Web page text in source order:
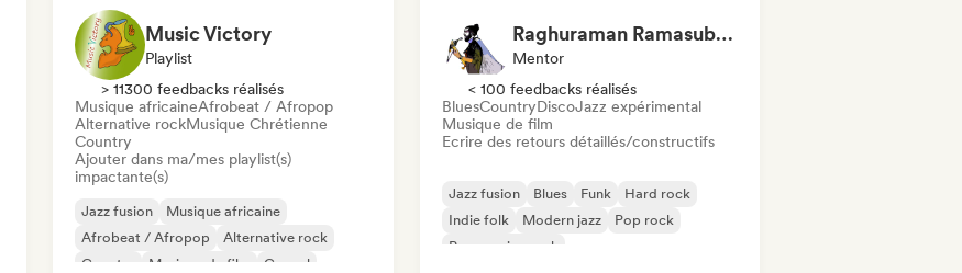
Music Victory
Playlist
> 11300 feedbacks réalisés
Musique africaineAfrobeat / Afropop
Alternative rockMusique Chrétienne
Country
Ajouter dans ma/mes playlist(s)
impactante(s)
Jazz fusion
Musique africaine
Afrobeat / Afropop
Alternative rock
Country
Musique de film
Gospel
Raghuraman Ramasubramanian
Mentor
< 100 feedbacks réalisés
BluesCountryDiscoJazz expérimental
Musique de film
Ecrire des retours détaillés/constructifs
Jazz fusion Blues Funk
Hard rock
Indie folk
Modern jazz
Pop rock
Progressive rock